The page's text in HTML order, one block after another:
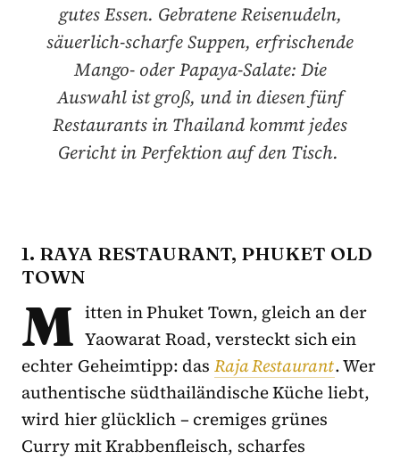
gutes Essen. Gebratene Reisenudeln,
säuerlich-scharfe Suppen, erfrischende
Mango- oder Papaya-Salate: Die
Auswahl ist groß, und in diesen fünf
Restaurants in Thailand kommt jedes
Gericht in Perfektion auf den Tisch.
1. RAYA RESTAURANT, PHUKET OLD
TOWN
M itten in Phuket Town, gleich an der
Yaowarat Road, versteckt sich ein
echter Geheimtipp: das Raja Restaurant. Wer
authentische südthailändische Küche liebt,
wird hier glücklich – cremiges grünes
Curry mit Krabbenfleisch, scharfes